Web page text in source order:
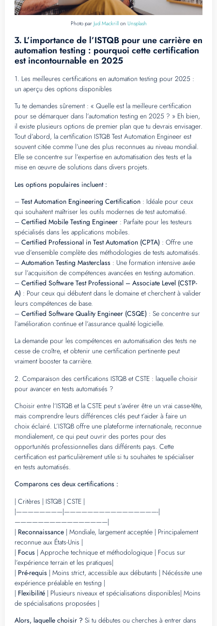
Photo par Jud Mackrillon Unsplash
3. L’importance de l’ISTQB pour une carrière en
automation testing : pourquoi cette certification
est incontournable en 2025
1. Les meilleures certifications en automation testing pour 2025 :
un aperçu des options disponibles
Tu te demandes sûrement : « Quelle est la meilleure certification
pour se démarquer dans l’automation testing en 2025 ? » Eh bien,
il existe plusieurs options de premier plan que tu devrais envisager.
Tout d’abord, la certification ISTQB Test Automation Engineer est
souvent citée comme l’une des plus reconnues au niveau mondial.
Elle se concentre sur l’expertise en automatisation des tests et la
mise en œuvre de solutions dans divers projets.
Les options populaires incluent :
– Test Automation Engineering Certification : Idéale pour ceux
qui souhaitent maîtriser les outils modernes de test automatisé.
– Certified Mobile Testing Engineer : Parfaite pour les testeurs
spécialisés dans les applications mobiles.
– Certified Professional in Test Automation (CPTA) : Offre une
vue d’ensemble complète des méthodologies de tests automatisés.
– Automation Testing Masterclass : Une formation intensive axée
sur l’acquisition de compétences avancées en testing automation.
– Certified Software Test Professional – Associate Level (CSTP-
A) : Pour ceux qui débutent dans le domaine et cherchent à valider
leurs compétences de base.
– Certified Software Quality Engineer (CSQE) : Se concentre sur
l’amélioration continue et l’assurance qualité logicielle.
La demande pour les compétences en automatisation des tests ne
cesse de croître, et obtenir une certification pertinente peut
vraiment booster ta carrière.
2. Comparaison des certifications ISTQB et CSTE : laquelle choisir
pour avancer en tests automatisés ?
Choisir entre l’ISTQB et la CSTE peut s’avérer être un vrai casse-tête,
mais comprendre leurs différences clés peut t’aider à faire un
choix éclairé. L’ISTQB offre une plateforme internationale, reconnue
mondialement, ce qui peut ouvrir des portes pour des
opportunités professionnelles dans différents pays. Cette
certification est particulièrement utile si tu souhaites te spécialiser
en tests automatisés.
Comparons ces deux certifications :
| Critères | ISTQB | CSTE |
|————————|————————————————-|
————————————————|
| Reconnaissance | Mondiale, largement acceptée | Principalement
reconnue aux États-Unis |
| Focus | Approche technique et méthodologique | Focus sur
l’expérience terrain et les pratiques|
| Pré-requis | Moins strict, accessible aux débutants | Nécéssite une
expérience préalable en testing |
| Flexibilité | Plusieurs niveaux et spécialisations disponibles| Moins
de spécialisations proposées |
Alors, laquelle choisir ? Si tu débutes ou cherches à entrer dans